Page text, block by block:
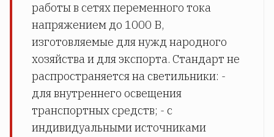
работы в сетях переменного тока
напряжением до 1000 В,
изготовляемые для нужд народного
хозяйства и для экспорта. Стандарт не
распространяется на светильники: -
для внутреннего освещения
транспортных средств; - с
индивидуальными источниками